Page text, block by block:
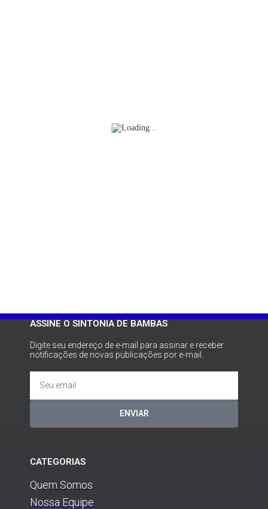
ASSINE O SINTONIA DE BAMBAS
Digite seu endereço de e-mail para assinar e receber
notificações de novas publicações por e-mail.
ENVIAR
CATEGORIAS
Quem Somos
Nossa Equipe